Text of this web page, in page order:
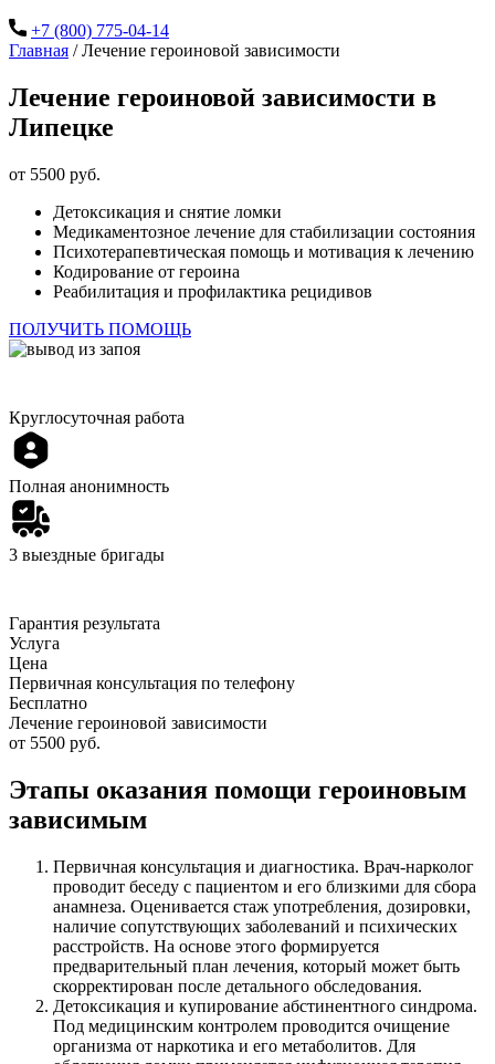
+7 (800) 775-04-14
Главная /Лечение героиновой зависимости
Лечение героиновой зависимости в
Липецке
от 5500 руб.
Детоксикация и снятие ломки
Медикаментозное лечение для стабилизации состояния
Психотерапевтическая помощь и мотивация к лечению
Кодирование от героина
Реабилитация и профилактика рецидивов
ПОЛУЧИТЬ ПОМОЩЬ
Круглосуточная работа
Полная анонимность
3 выездные бригады
Гарантия результата
Услуга
Цена
Первичная консультация по телефону
Бесплатно
Лечение героиновой зависимости
от 5500 руб.
Этапы оказания помощи героиновым
зависимым
Первичная консультация и диагностика. Врач-нарколог
проводит беседу с пациентом и его близкими для сбора
анамнеза. Оценивается стаж употребления, дозировки,
наличие сопутствующих заболеваний и психических
расстройств. На основе этого формируется
предварительный план лечения, который может быть
скорректирован после детального обследования.
Детоксикация и купирование абстинентного синдрома.
Под медицинским контролем проводится очищение
организма от наркотика и его метаболитов. Для